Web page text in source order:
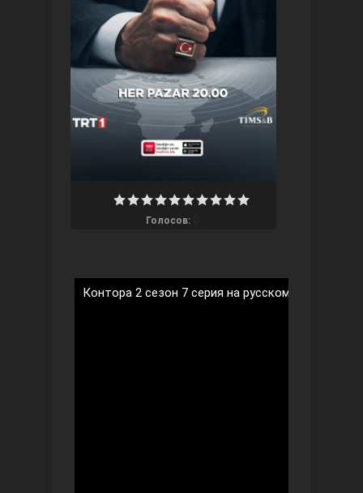
Воскресший Эртугрул
Три сестры
Голосов:
Контора 2 сезон 7 серия на русском языке